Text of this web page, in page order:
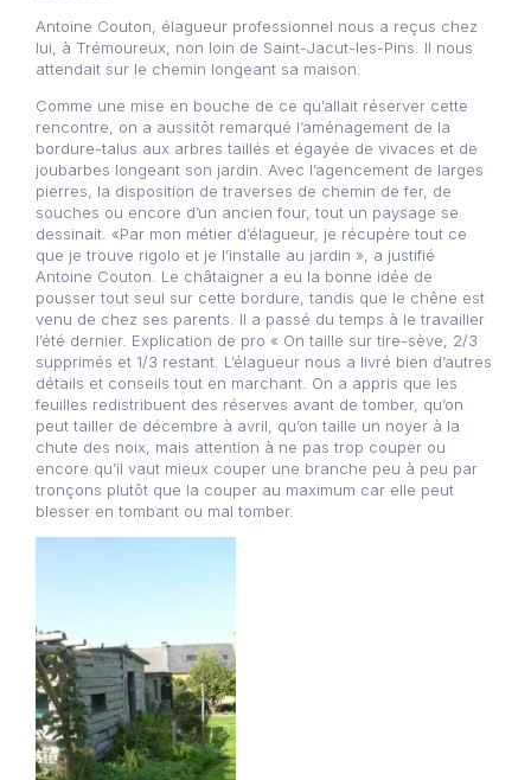
Antoine Couton, élagueur professionnel nous a reçus chez
lui, à Trémoureux, non loin de Saint-Jacut-les-Pins. Il nous
attendait sur le chemin longeant sa maison.
Comme une mise en bouche de ce qu’allait réserver cette
rencontre, on a aussitôt remarqué l’aménagement de la
bordure-talus aux arbres taillés et égayée de vivaces et de
joubarbes longeant son jardin. Avec l’agencement de larges
pierres, la disposition de traverses de chemin de fer, de
souches ou encore d’un ancien four, tout un paysage se
dessinait. «Par mon métier d’élagueur, je récupère tout ce
que je trouve rigolo et je l’installe au jardin », a justifié
Antoine Couton. Le châtaigner a eu la bonne idée de
pousser tout seul sur cette bordure, tandis que le chêne est
venu de chez ses parents. Il a passé du temps à le travailler
l’été dernier. Explication de pro « On taille sur tire-sève, 2/3
supprimés et 1/3 restant. L’élagueur nous a livré bien d’autres
détails et conseils tout en marchant. On a appris que les
feuilles redistribuent des réserves avant de tomber, qu’on
peut tailler de décembre à avril, qu’on taille un noyer à la
chute des noix, mais attention à ne pas trop couper ou
encore qu’il vaut mieux couper une branche peu à peu par
tronçons plutôt que la couper au maximum car elle peut
blesser en tombant ou mal tomber.